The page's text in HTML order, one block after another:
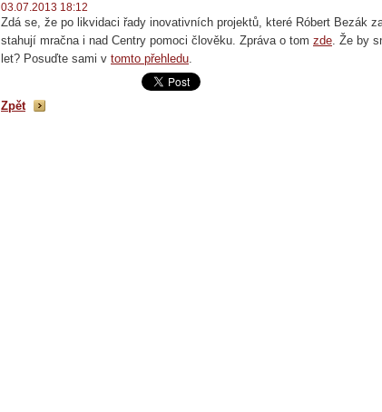
03.07.2013 18:12
Zdá se, že po likvidaci řady inovativních projektů, které Róbert Bezák
stahují mračna i nad Centry pomoci člověku. Zpráva o tom zde. Že by
let? Posuďte sami v tomto přehledu.
Zpět